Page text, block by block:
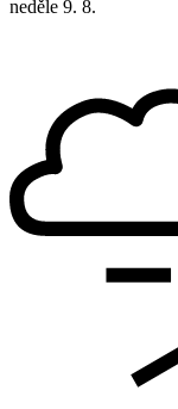
neděle 9. 8.